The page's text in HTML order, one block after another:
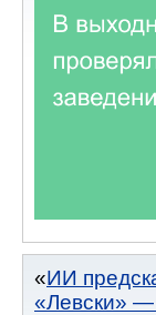
ИИ
«Левски» —